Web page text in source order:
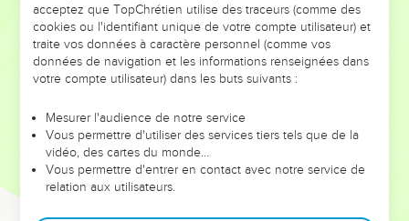
DE L’ANNÉE !
ET SI LEURS ERREURS POUVAIENT VOUS ÉVITER LES
VOTRES ?
leur foi ou leur vision. Mais on voit moins les doutes, les erreurs
et les saisons difficiles qu'ils ont traversés, alors même que ce
sont elles qui les ont façonnés.
Dans cette conférence, leaders, entrepreneurs, et responsables
acceptez que TopChrétien utilise des traceurs (comme des
cookies ou l'identifiant unique de votre compte utilisateur) et
traite vos données à caractère personnel (comme vos
données de navigation et les informations renseignées dans
votre compte utilisateur) dans les buts suivants :
Mesurer l'audience de notre service
Vous permettre d'utiliser des services tiers tels que de la
vidéo, des cartes du monde…
Vous permettre d'entrer en contact avec notre service de
relation aux utilisateurs.